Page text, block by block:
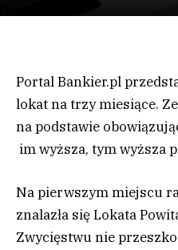
Portal Bankier.pl
lokat na trzy miesiące.
na podstawie
im wyższa, tym wyższa
Na pierwszym miejscu
znalazła się Lokata
Zwycięstwu nie